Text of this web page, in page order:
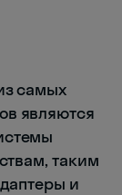
самых
являются
таким
и